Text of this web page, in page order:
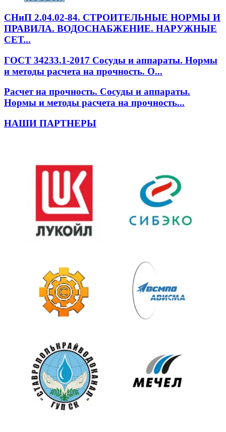
СНиП 2.04.02-84. СТРОИТЕЛЬНЫЕ НОРМЫ И
ПРАВИЛА. ВОДОСНАБЖЕНИЕ. НАРУЖНЫЕ
СЕТ...
ГОСТ 34233.1-2017 Сосуды и аппараты. Нормы
и методы расчета на прочность. О...
Расчет на прочность. Сосуды и аппараты.
Нормы и методы расчета на прочность...
НАШИ ПАРТНЕРЫ